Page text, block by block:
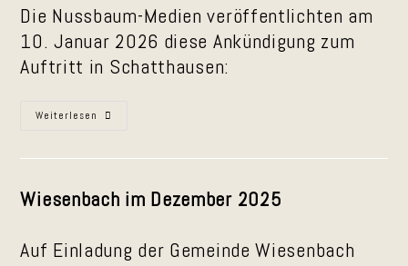
Auftritt
In
Battenberg
Die Nussbaum-Medien veröffentlichten am
10. Januar 2026 diese Ankündigung zum
Auftritt in Schatthausen:
Weiterlesen Presseankündigung
Gebabbel
In
Schatthausen
Wiesenbach im Dezember 2025
Auf Einladung der Gemeinde Wiesenbach